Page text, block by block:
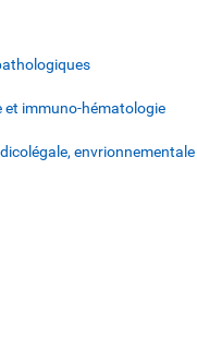
et immuno-hématologie
envrionnementale